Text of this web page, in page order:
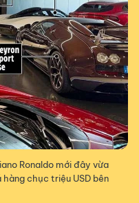
Ronaldo mới đây vừa
chục triệu USD bên